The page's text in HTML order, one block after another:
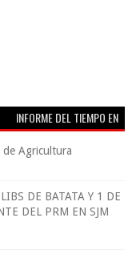
INFORME DEL TIEMPO EN
Agricultura
DE BATATA Y 1 DE
DEL PRM EN SJM